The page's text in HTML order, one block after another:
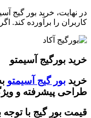
در نهایت، خرید بور گیج
کاربران را برآورده کند.
خرید بورگیج آسیمتو
خرید بور گیج آسیمتو
طراحی پیشرفته و
قیمت بور گیج با